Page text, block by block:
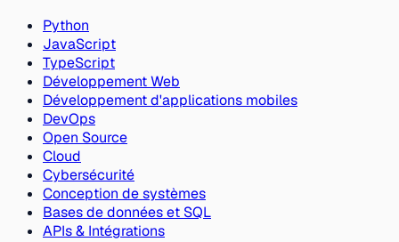
Python
JavaScript
TypeScript
Développement Web
Développement d'applications mobiles
DevOps
Open Source
Cloud
Cybersécurité
Conception de systèmes
Bases de données et SQL
APIs & Intégrations